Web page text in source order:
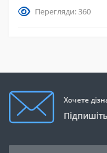
Перегляди: 360
Хочете